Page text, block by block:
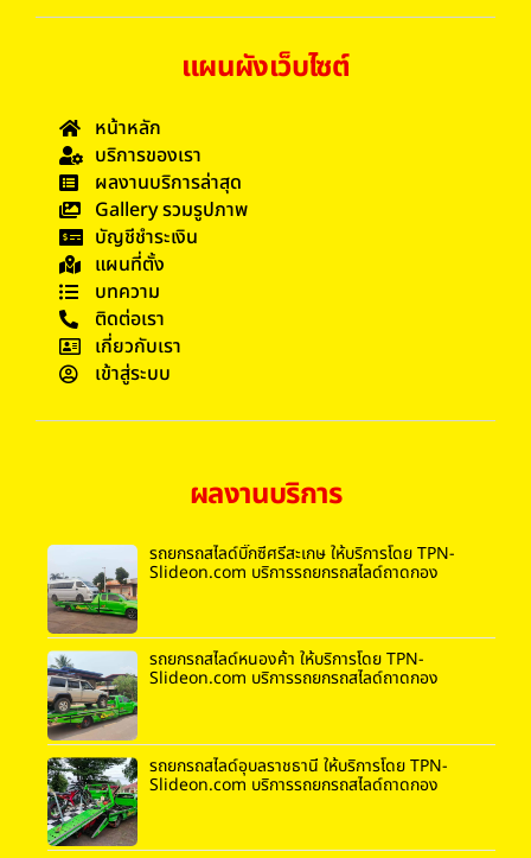
แผนผังเว็บไซต์
หน้าหลัก
บริการของเรา
ผลงานบริการล่าสุด
Gallery รวมรูปภาพ
บัญชีชำระเงิน
แผนที่ตั้ง
บทความ
ติดต่อเรา
เกี่ยวกับเรา
เข้าสู่ระบบ
ผลงานบริการ
รถยกรถสไลด์บิ๊กซีศรีสะเกษ ให้บริการโดย TPN-
Slideon.com บริการรถยกรถสไลด์ถาดกอง
รถยกรถสไลด์หนองค้า ให้บริการโดย TPN-
Slideon.com บริการรถยกรถสไลด์ถาดกอง
รถยกรถสไลด์อุบลราชธานี ให้บริการโดย TPN-
Slideon.com บริการรถยกรถสไลด์ถาดกอง